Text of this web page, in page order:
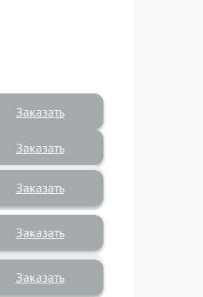
Заказать
Заказать